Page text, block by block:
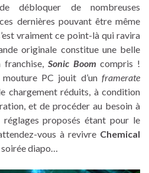
débloquer de nombreuses
dernières pouvant être même
vraiment ce point-là qui ravira
originale constitue une belle
Sonic Boom compris !
PC jouit d’un framerate
chargement réduits, à condition
et de procéder au besoin à
réglages proposés étant pour le
vous à revivre Chemical
diapo…